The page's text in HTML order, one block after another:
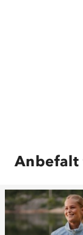
Anbefalt